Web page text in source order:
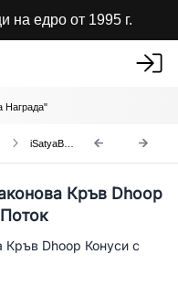
на едро от 1995 г.
Награда"
iSatyaBF-08
Кръв Dhoop